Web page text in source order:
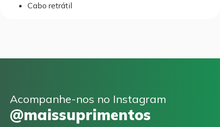
Cabo retrátil
Acompanhe-nos no Instagram
@maissuprimentos